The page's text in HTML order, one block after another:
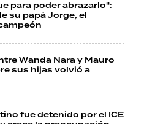
para poder abrazarlo":
su papá Jorge, el
Wanda Nara y Mauro
sus hijas volvió a
fue detenido por el ICE